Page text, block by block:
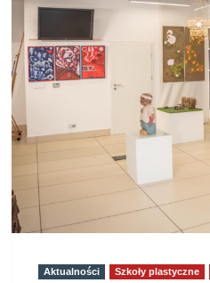
koncert
23.05.2025
Aktualności Szkoły plastyczne